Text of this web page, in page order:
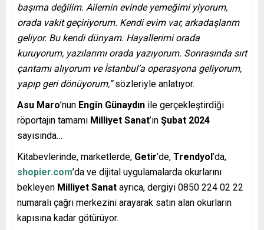
başıma değilim. Ailemin evinde yemeğimi yiyorum,
orada vakit geçiriyorum. Kendi evim var, arkadaşlarım
geliyor. Bu kendi dünyam. Hayallerimi orada
kuruyorum, yazılarımı orada yazıyorum. Sonrasında sırt
çantamı alıyorum ve İstanbul’a operasyona geliyorum,
yapıp geri dönüyorum,”sözleriyle anlatıyor.
Asu Maro’nun Engin Günaydın ile gerçekleştirdiği
röportajın tamamı Milliyet Sanat’ın Şubat 2024
sayısında…
Kitabevlerinde, marketlerde, Getir’de, Trendyol’da,
shopier.com’da ve dijital uygulamalarda okurlarını
bekleyen Milliyet Sanat ayrıca, dergiyi 0850 224 02 22
numaralı çağrı merkezini arayarak satın alan okurların
kapısına kadar götürüyor.